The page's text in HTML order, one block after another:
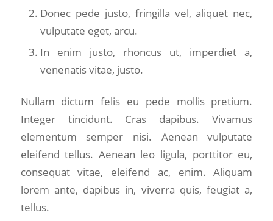
Donec pede justo, fringilla vel, aliquet nec,
vulputate eget, arcu.
In enim justo, rhoncus ut, imperdiet a,
venenatis vitae, justo.
Nullam dictum felis eu pede mollis pretium.
Integer tincidunt. Cras dapibus. Vivamus
elementum semper nisi. Aenean vulputate
eleifend tellus. Aenean leo ligula, porttitor eu,
consequat vitae, eleifend ac, enim. Aliquam
lorem ante, dapibus in, viverra quis, feugiat a,
tellus.